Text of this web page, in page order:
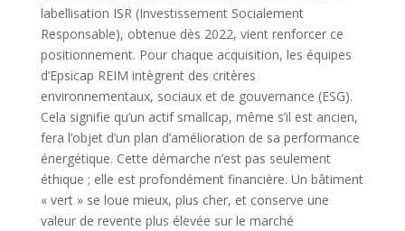
labellisation ISR (Investissement Socialement
Responsable), obtenue dès 2022, vient renforcer ce
positionnement. Pour chaque acquisition, les équipes
d’Epsicap REIM intègrent des critères
environnementaux, sociaux et de gouvernance (ESG).
Cela signifie qu’un actif smallcap, même s’il est ancien,
fera l’objet d’un plan d’amélioration de sa performance
énergétique. Cette démarche n’est pas seulement
éthique ; elle est profondément financière. Un bâtiment
« vert » se loue mieux, plus cher, et conserve une
valeur de revente plus élevée sur le marché